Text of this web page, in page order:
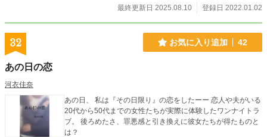
最終更新日 2025.08.10
登録日 2022.01.02
32 お気に入り追加 42
あの日の恋
河衣佳奈
あの日、 私は『その日限り』の恋をしたーー 恋人や夫がいる
20代から50代までの女性たちが実際に体験したワンナイトラ
ブ。 後ろめたさ、罪悪感と引き換えに彼女たちが得たものと
は？